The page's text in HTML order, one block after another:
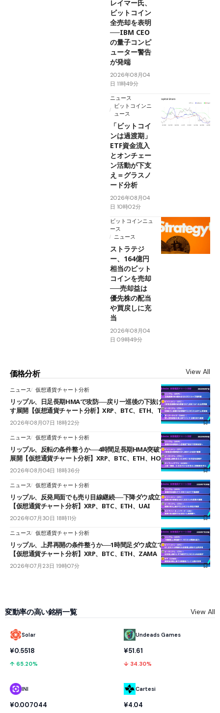
レイマー氏、
ビットコイン
全売却を表明
──IBM CEO
の量子コンピ
ューター警告
が発端
2026年08月04
日 11時49分
ニュース
ビットコインニ
ュース
「ビットコイ
ンは過渡期」
ETF資金流入
とオンチェー
ン活動が下支
え＝グラスノ
ード分析
2026年08月04
日 10時02分
ビットコインニュ
ース
ニュース
ストラテジ
ー、164億円
相当のビット
コインを売却
──売却益は
優先株の配当
や買戻しに充
当
2026年08月04
日 09時49分
価格分析 View All
ニュース 仮想通貨チャート分析
リップル、日足長期HMAで攻防──戻り一巡後の下抜けで0.95ドルを試
す展開【仮想通貨チャート分析】XRP、BTC、ETH、TAKE
2026年08月07日 18時22分
ニュース 仮想通貨チャート分析
リップル、反転の条件整うか──4時間足長期HMA突破で雲下端を目指す
展開【仮想通貨チャート分析】XRP、BTC、ETH、HOME
2026年08月04日 18時36分
ニュース 仮想通貨チャート分析
リップル、反発局面でも売り目線継続──下降ダウ成立で下値追う展開
【仮想通貨チャート分析】XRP、BTC、ETH、UAI
2026年07月30日 18時11分
ニュース 仮想通貨チャート分析
リップル、上昇再開の条件整うか──1時間足ダウ成立で1.185ドルを狙う
【仮想通貨チャート分析】XRP、BTC、ETH、ZAMA
2026年07月23日 19時07分
変動率の高い銘柄一覧 View All
Solar
¥0.5518
↑ 65.20%
INI
¥0.007044
Undeads Games
¥51.61
↓ 34.30%
Cartesi
¥4.04